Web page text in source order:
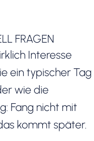
FRAGEN
Interesse
ein typischer Tag
wie die
Fang nicht mit
kommt später.